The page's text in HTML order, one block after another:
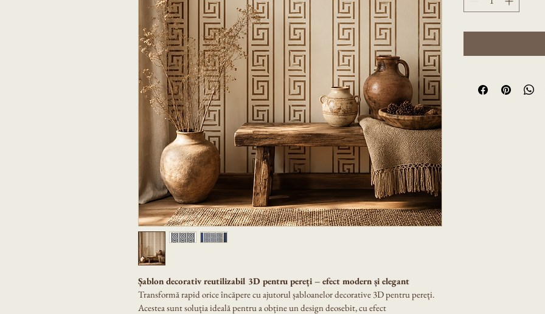
Șablon decorativ reutilizabil 3D pentru pereți – efect modern și elegant
Transformă rapid orice încăpere cu ajutorul șabloanelor decorative 3D pentru pereți.
Acestea sunt soluția ideală pentru a obține un design deosebit, cu efect